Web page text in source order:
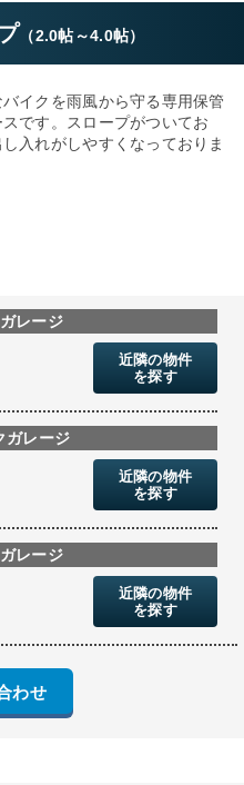
（2.0帖～4.0帖）
バイクを雨風から守る専用保管
スです。スロープがついてお
し入れがしやすくなっておりま
レージ
近隣の物件
を探す
ガレージ
近隣の物件
を探す
レージ
近隣の物件
を探す
わせ